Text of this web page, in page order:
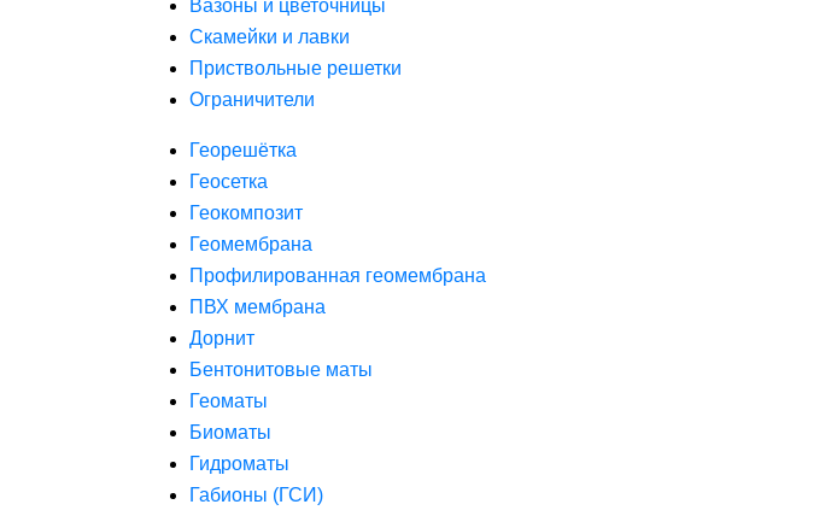
Вазоны и цветочницы
Скамейки и лавки
Приствольные решетки
Ограничители
Георешётка
Геосетка
Геокомпозит
Геомембрана
Профилированная геомембрана
ПВХ мембрана
Дорнит
Бентонитовые маты
Геоматы
Биоматы
Гидроматы
Габионы (ГСИ)